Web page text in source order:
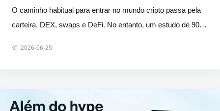
O caminho habitual para entrar no mundo cripto passa pela
carteira, DEX, swaps e DeFi. No entanto, um estudo de 90
2026-06-25